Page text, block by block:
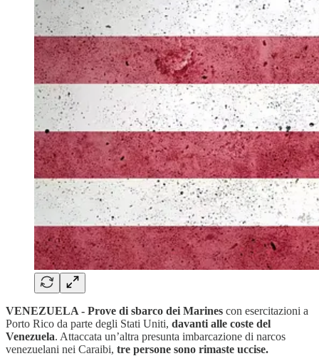
VENEZUELA - Prove di sbarco dei Marines con esercitazioni a
Porto Rico da parte degli Stati Uniti, davanti alle coste del
Venezuela. Attaccata un’altra presunta imbarcazione di narcos
venezuelani nei Caraibi, tre persone sono rimaste uccise.